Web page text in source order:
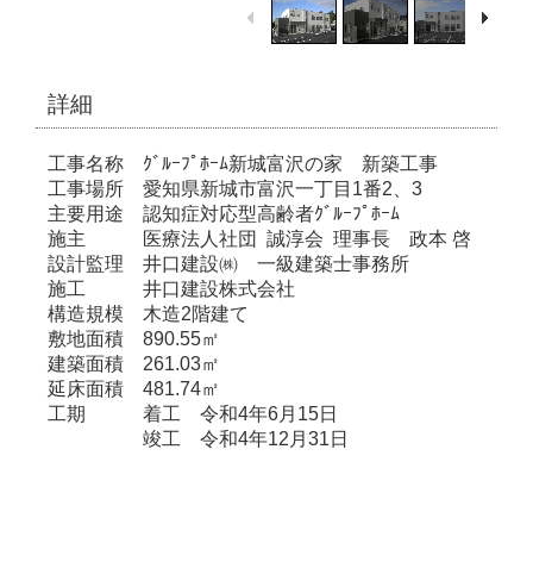
詳細
工事名称 ｸﾞﾙｰﾌﾟﾎｰﾑ新城富沢の家 新築工事
工事場所 愛知県新城市富沢一丁目1番2、3
主要用途 認知症対応型高齢者ｸﾞﾙｰﾌﾟﾎｰﾑ
施主 医療法人社団 誠淳会 理事長 政本 啓
設計監理 井口建設㈱ 一級建築士事務所
施工 井口建設株式会社
構造規模 木造2階建て
敷地面積 890.55㎡
建築面積 261.03㎡
延床面積 481.74㎡
工期 着工 令和4年6月15日
竣工 令和4年12月31日